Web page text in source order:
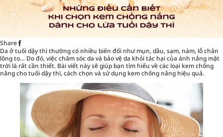
Share
Da ở tuổi dậy thì thường có nhiều biến đổi như mụn, dầu, sạm, nám, lỗ chân
lông to… Do đó, việc chăm sóc da và bảo vệ da khỏi tác hại của ánh nắng mặt
trời là rất cần thiết. Bài viết này sẽ giúp bạn tìm hiểu về các loại kem chống
nắng cho tuổi dậy thì, cách chọn và sử dụng kem chống nắng hiệu quả.